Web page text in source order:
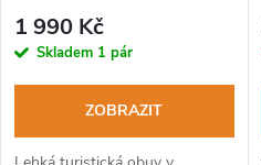
1 990 Kč
Skladem 1 pár
ZOBRAZIT